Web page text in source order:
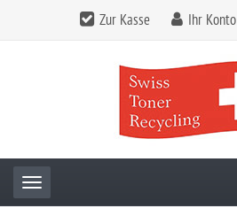
Zur Kasse Ihr Konto
Toggle navigation